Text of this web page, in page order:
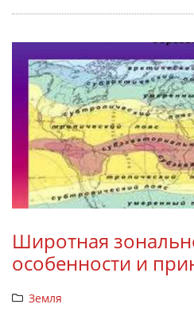
Широтная
особенности и
Земля